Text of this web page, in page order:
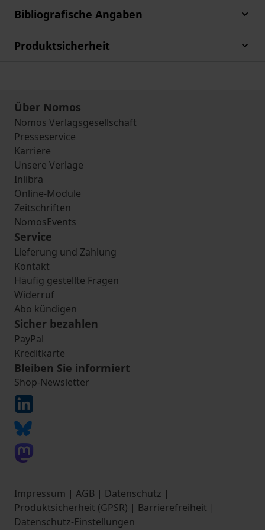
Bibliografische Angaben
Produktsicherheit
Über Nomos
Nomos Verlagsgesellschaft
Presseservice
Karriere
Unsere Verlage
Inlibra
Online-Module
Zeitschriften
NomosEvents
Service
Lieferung und Zahlung
Kontakt
Häufig gestellte Fragen
Widerruf
Abo kündigen
Sicher bezahlen
PayPal
Kreditkarte
Bleiben Sie informiert
Shop-Newsletter
Impressum | AGB | Datenschutz |
Produktsicherheit (GPSR) | Barrierefreiheit |
Datenschutz-Einstellungen